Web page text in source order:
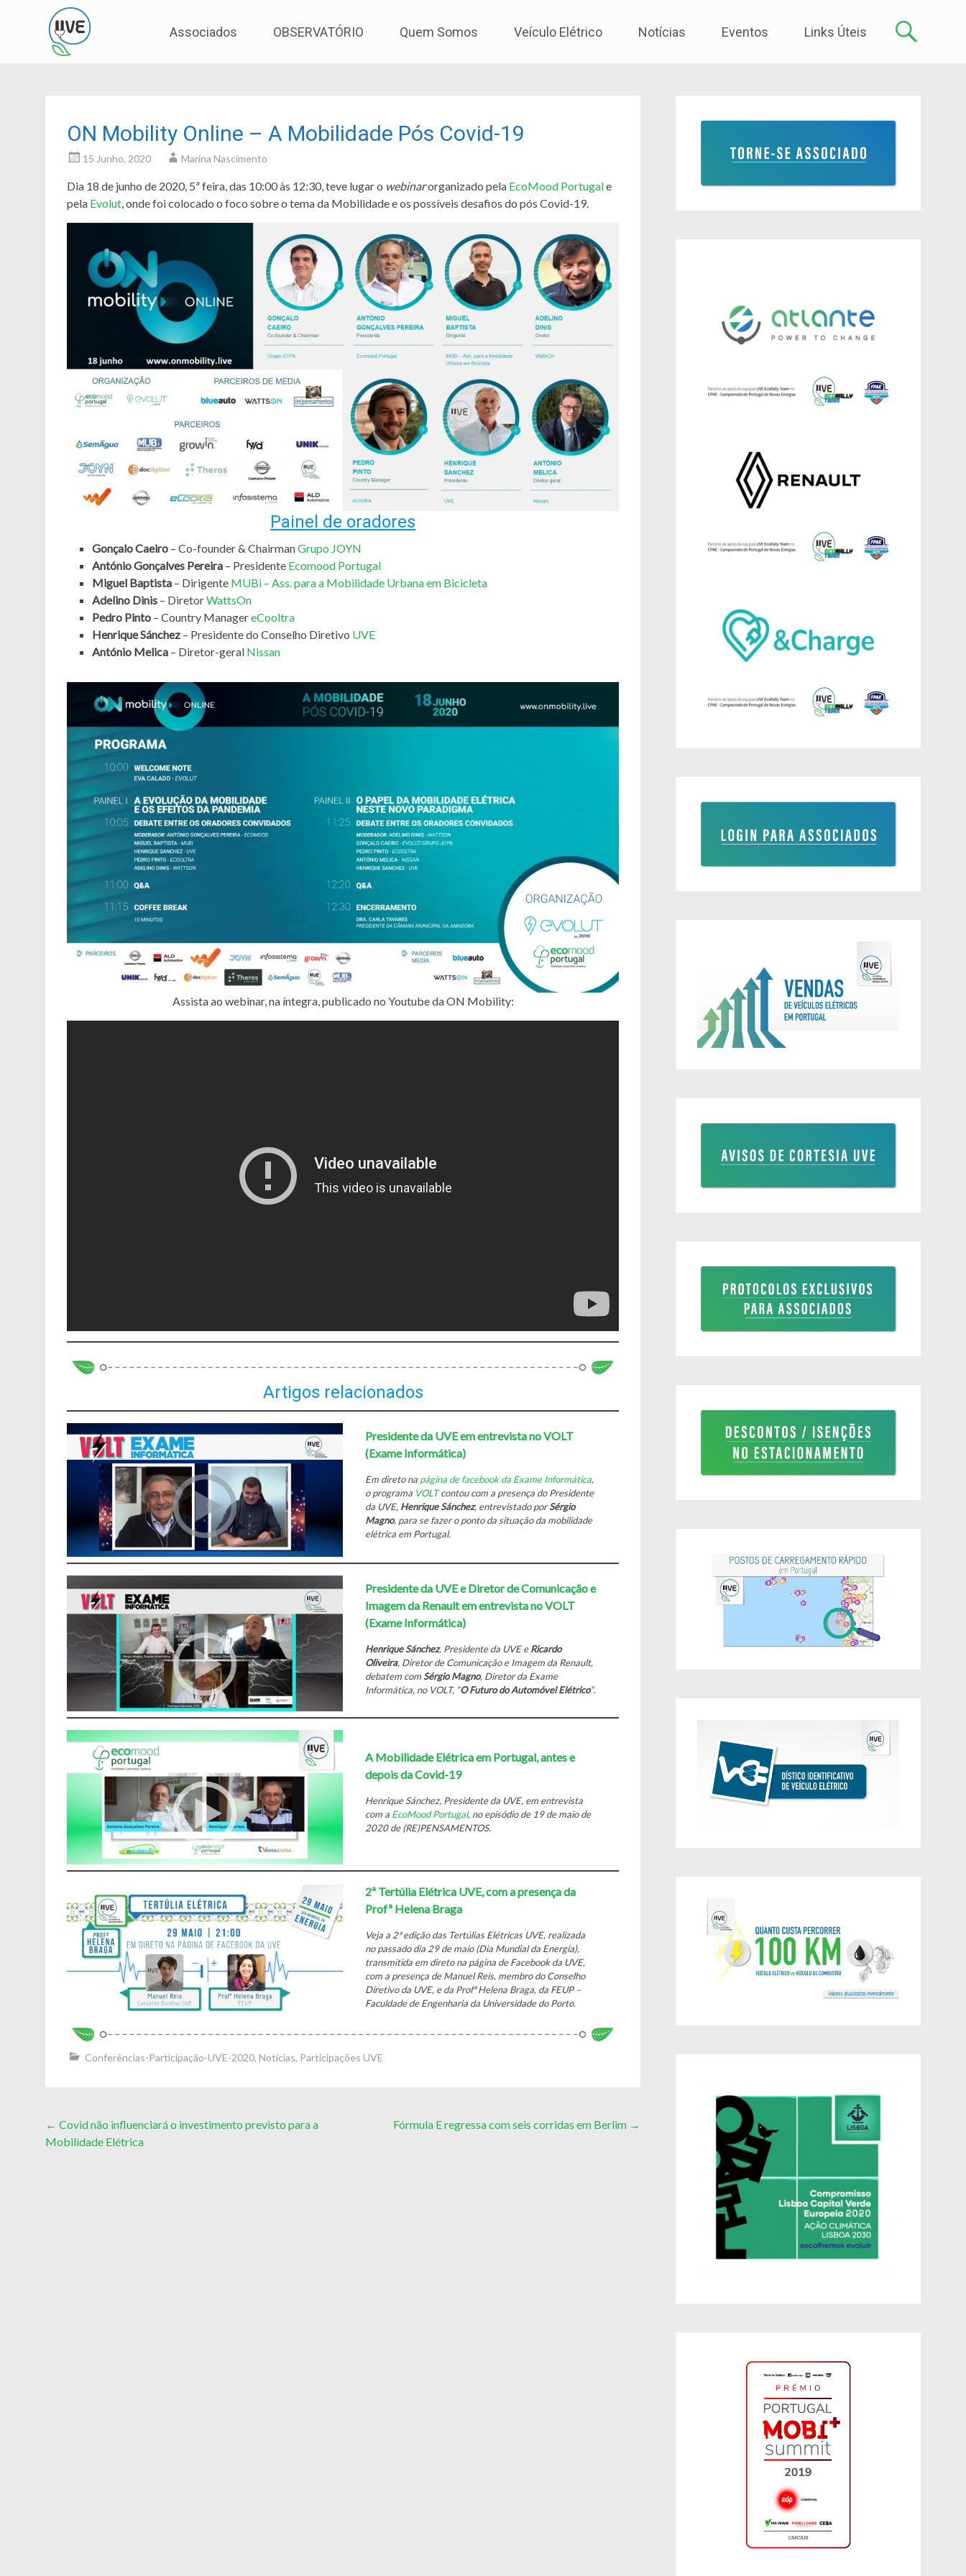
to
Associados OBSERVATÓRIO Quem Somos Veículo Elétrico Notícias Eventos Links Úteis
ON Mobility Online – A Mobilidade Pós Covid-19
15 Junho, 2020 Marina Nascimento
Dia 18 de junho de 2020, 5ª feira, das 10:00 às 12:30, teve lugar o webinarorganizado pela EcoMood Portugale
pela Evolut, onde foi colocado o foco sobre o tema da Mobilidade e os possíveis desafios do pós Covid-19.
Painel de oradores
Gonçalo Caeiro – Co-founder & ChairmanGrupo JOYN
António Gonçalves Pereira – Presidente Ecomood Portugal
Miguel Baptista – Dirigente MUBi – Ass. para a Mobilidade Urbana em Bicicleta
Adelino Dinis – DiretorWattsOn
Pedro Pinto – Country ManagereCooltra
Henrique Sánchez – Presidente do Conselho Diretivo UVE
António Melica – Diretor-geral Nissan
Assista ao webinar, na íntegra, publicado no Youtube da ON Mobility:
Artigos relacionados
Presidente da UVE em entrevista no VOLT
(Exame Informática)
Em direto na página de facebook da Exame Informática​,
o programa VOLTcontou com a presença do Presidente
da UVE, Henrique Sánchez, entrevistado porSérgio
Magno​, para se fazer o ponto da situação da mobilidade
elétrica em Portugal.
Presidente da UVE e Diretor de Comunicação e
Imagem da Renault em entrevista no VOLT
(Exame Informática)
Henrique Sánchez, Presidente da UVE eRicardo
Oliveira, Diretor de Comunicação e Imagem da Renault,
debatem comSérgio Magno, Diretor da Exame
Informática, no VOLT, “O Futuro do Automóvel Elétrico“.
A Mobilidade Elétrica em Portugal, antes e
depois da Covid-19
Henrique Sánchez, Presidente da UVE, em entrevista
com a EcoMood Portugal, no episódio de 19 de maio de
2020 de (RE)PENSAMENTOS.
2ª Tertúlia Elétrica UVE, com a presença da
Profª Helena Braga
Veja a 2ª edição das Tertúlias Elétricas UVE, realizada
no passado dia 29 de maio (Dia Mundial da Energia),
transmitida em direto na página de Facebook da UVE,
com a presença de Manuel Reis, membro do Conselho
Diretivo da UVE, e da Profª Helena Braga, da FEUP –
Faculdade de Engenharia da Universidade do Porto.
Conferências-Participação-UVE-2020, Notícias, Participações UVE
Post
navigation
← Covid não influenciará o investimento previsto para a
Mobilidade Elétrica
Fórmula E regressa com seis corridas em Berlim →